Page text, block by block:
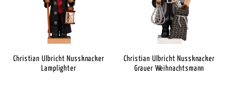
Christian Ulbricht Nussknacker
Lamplighter
Christian Ulbricht Nussknacker
Grauer Weihnachtsmann